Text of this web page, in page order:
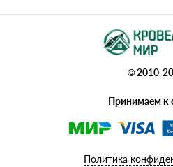
© 2010-
Принимаем к
Политика